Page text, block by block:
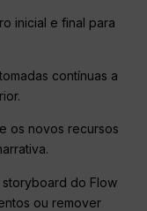
inicial e final para
contínuas a
os novos recursos
do Flow
ou remover